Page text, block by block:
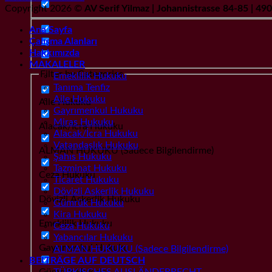
Filter by Categories
Aile Hukuku
Alacak/İcra Hukuku
ALMAN HUKUKU (Sadece Bilgilendirme)
Ceza Hukuku
Dövizli Askerlik Hukuku
Emeklilik Hukuku
Gayrımenkul Hukuku
Copyright 2026 © AV Serif Yilmaz | Johannistrasse 84-85 |
Ana Sayfa
Çalışma Alanları
Hakkımızda
MAKALELER
Emeklilik Hukuku
Tanıma Tenfiz
Aile Hukuku
Gayrımenkul Hukuku
Miras Hukuku
Alacak/İcra Hukuku
Vatandaşlık Hukuku
Şahıs Hukuku
Tazminat Hukuku
Ticaret Hukuku
Dövizli Askerlik Hukuku
Gümrük Hukuku
Kira Hukuku
Ceza Hukuku
Yabancılar Hukuku
ALMAN HUKUKU (Sadece Bilgilendirme)
BEITRÄGE AUF DEUTSCH